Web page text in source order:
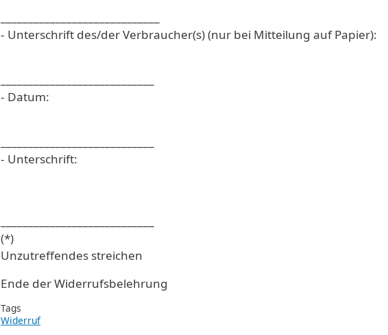
- Unterschrift des/der Verbraucher(s) (nur bei Mitteilung auf Papier):
- Datum:
- Unterschrift:
(*)
Unzutreffendes streichen
Ende der Widerrufsbelehrung
Tags
Widerruf